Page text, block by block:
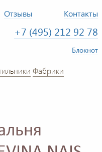
Отзывы Контакты
+7 (495) 212 92 78
Блокнот
Фабрики